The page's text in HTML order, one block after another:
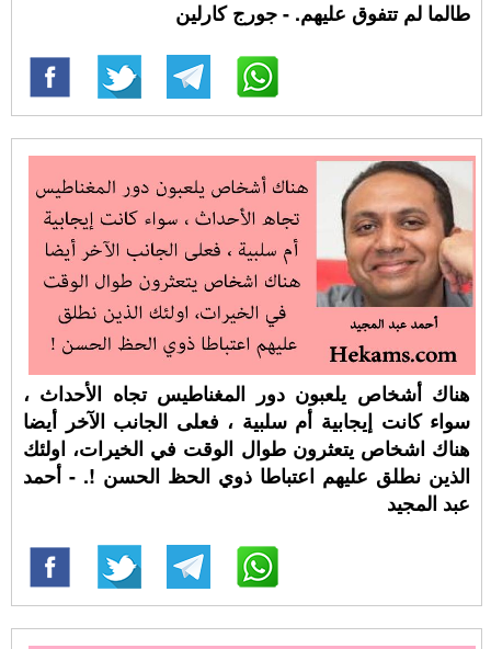
طالما لم تتفوق عليهم. - جورج كارلين
هناك أشخاص يلعبون دور المغناطيس تجاه الأحداث ،
سواء كانت إيجابية أم سلبية ، فعلى الجانب الآخر أيضا
هناك اشخاص يتعثرون طوال الوقت في الخيرات، اولئك
الذين نطلق عليهم اعتباطا ذوي الحظ الحسن !. - أحمد
عبد المجيد